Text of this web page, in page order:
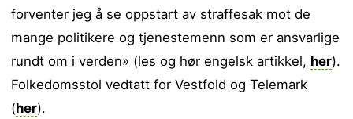
forventer jeg å se oppstart av straffesak mot de
mange politikere og tjenestemenn som er ansvarlige
rundt om i verden» (les og hør engelsk artikkel, her).
Folkedomsstol vedtatt for Vestfold og Telemark
(her).